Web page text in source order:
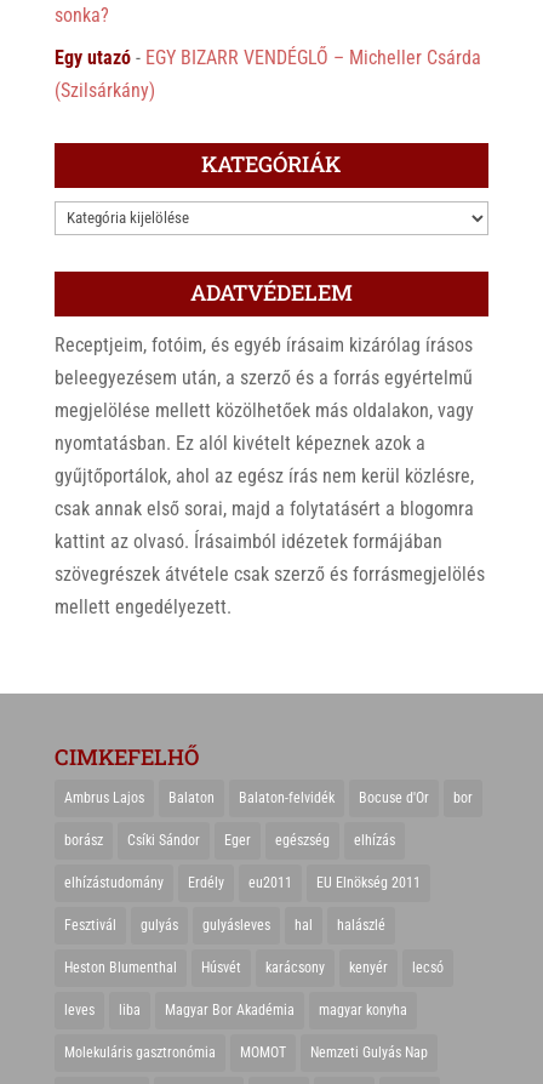
sonka?
Egy utazó- EGY BIZARR VENDÉGLŐ – Micheller Csárda
(Szilsárkány)
KATEGÓRIÁK
KATEGÓRIÁK
ADATVÉDELEM
Receptjeim, fotóim, és egyéb írásaim kizárólag írásos
beleegyezésem után, a szerző és a forrás egyértelmű
megjelölése mellett közölhetőek más oldalakon, vagy
nyomtatásban. Ez alól kivételt képeznek azok a
gyűjtőportálok, ahol az egész írás nem kerül közlésre,
csak annak első sorai, majd a folytatásért a blogomra
kattint az olvasó. Írásaimból idézetek formájában
szövegrészek átvétele csak szerző és forrásmegjelölés
mellett engedélyezett.
CIMKEFELHŐ
Ambrus Lajos Balaton Balaton-felvidék Bocuse d'Or bor
borász Csíki Sándor Eger egészség elhízás
elhízástudomány Erdély eu2011 EU Elnökség 2011
Fesztivál gulyás gulyásleves hal halászlé
Heston Blumenthal Húsvét karácsony kenyér lecsó
leves liba Magyar Bor Akadémia magyar konyha
Molekuláris gasztronómia MOMOT Nemzeti Gulyás Nap